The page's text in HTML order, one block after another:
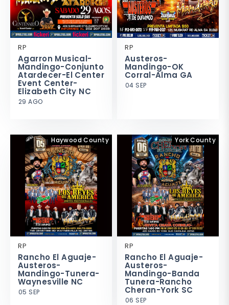
RP
Agarron Musical-
Mandingo-Conjunto
Atardecer-El Center
Event Center-
Elizabeth City NC
29 AGO
RP
Austeros-
Mandingo-OK
Corral-Alma GA
04 SEP
Haywood County
RP
Rancho El Aguaje-
Austeros-
Mandingo-Tunera-
Waynesville NC
05 SEP
York County
RP
Rancho El Aguaje-
Austeros-
Mandingo-Banda
Tunera-Rancho
Cheran-York SC
06 SEP